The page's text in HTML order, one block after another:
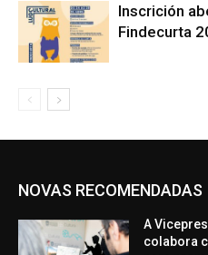
Inscrición
Findecurta
NOVAS RECOMENDADAS
A
colabora